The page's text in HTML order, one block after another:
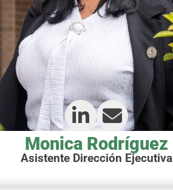
Monica Rodríguez
Asistente Dirección Ejecutiva